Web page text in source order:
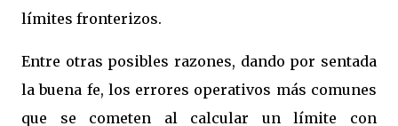
límites fronterizos.
Entre otras posibles razones, dando por sentada
la buena fe, los errores operativos más comunes
que se cometen al calcular un límite con